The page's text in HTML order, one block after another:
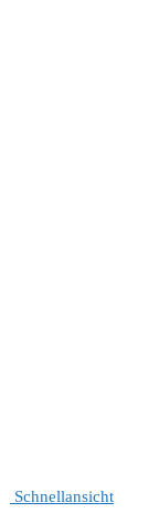
Schnellansicht